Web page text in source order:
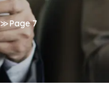
≫Page 7